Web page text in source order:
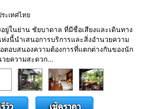
ะเทศไทย
ยู่ในย่าน ชัยบาดาล ที่มีชื่อเสียงและเดินทาง
งนี้นำเสนอการบริการและสิ่งอำนวยความ
ตอบสนองความต้องการที่แตกต่างกันของนัก
ยความสะดวก...